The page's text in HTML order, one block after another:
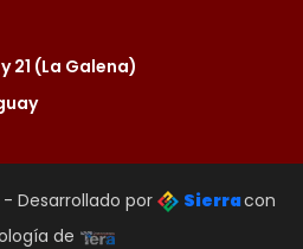
21 (La Galena)
Desarrollado por Sierracon
de